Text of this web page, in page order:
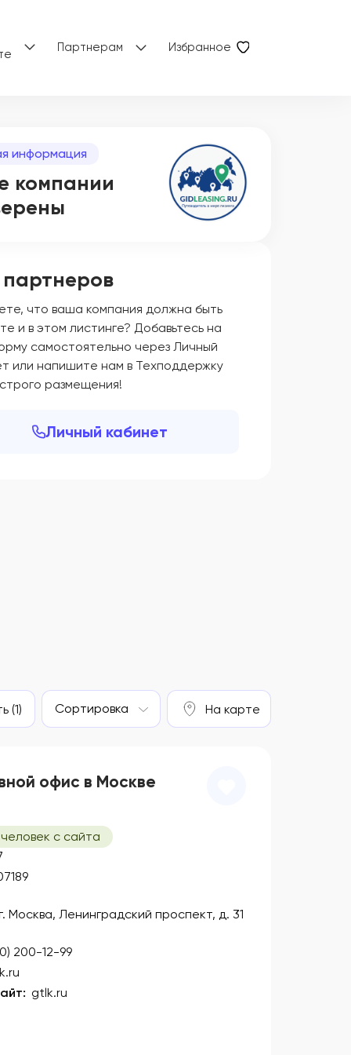
Партнерам Избранное
информация
компании
что ваша компания должна быть
и в этом листинге? Добавьтесь на
самостоятельно через Личный
или напишите нам в Техподдержку
размещения!
Личный кабинет
(1) Сортировка На карте
офис в Москве
с сайта
Москва, Ленинградский проспект, д. 31
200-12-99
gtlk.ru